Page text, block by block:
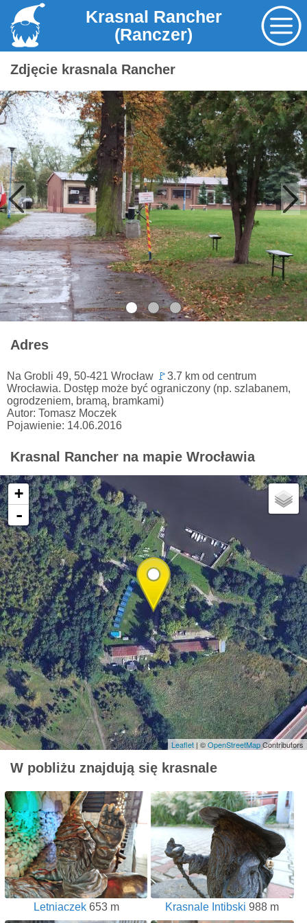
Krasnal Rancher
(Ranczer)
Zdjęcie krasnala Rancher
Adres
Na Grobli 49, 50-421 Wrocław 🚩3.7 km od centrum
Wrocławia. Dostęp może być ograniczony (np. szlabanem,
ogrodzeniem, bramą, bramkami)
Autor: Tomasz Moczek
Pojawienie: 14.06.2016
Krasnal Rancher na mapie Wrocławia
+
-
Leaflet | ©OpenStreetMapContributors
W pobliżu znajdują się krasnale
Letniaczek653 m Krasnale Intibski 988 m